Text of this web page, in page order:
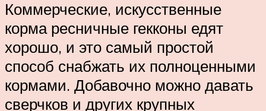
Коммерческие, искусственные
корма ресничные гекконы едят
хорошо, и это самый простой
способ снабжать их полноценными
кормами. Добавочно можно давать
сверчков и других крупных